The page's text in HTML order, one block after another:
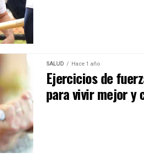
SALUD Hace 1 año
Ejercicios de
para vivir mejor y